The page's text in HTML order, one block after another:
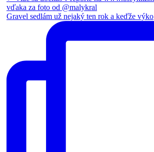
Gravel sedlám už nejaký ten rok a keďže výko